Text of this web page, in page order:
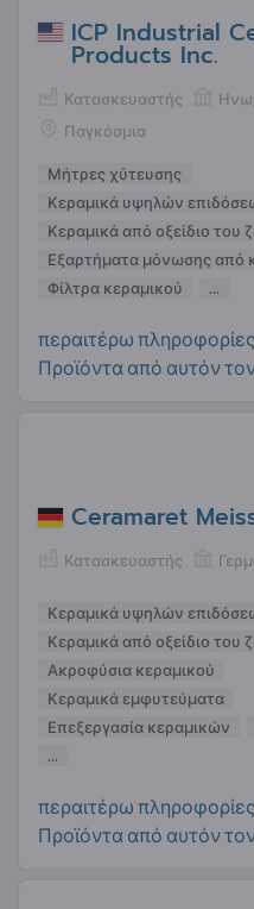
ICP Industrial
Products Inc.
Κατασκευαστής
Παγκόσμια
Μήτρες χύτευσης
Κεραμικά υψηλών
Κεραμικά από οξείδιο του
Εξαρτήματα μόνωσης από
Φίλτρα κεραμικού
...
περαιτέρω
Προϊόντα από αυτόν
Ceramaret
Κατασκευαστής
Κεραμικά υψηλών
Κεραμικά από οξείδιο του
Ακροφύσια κεραμικού
Κεραμικά εμφυτεύματα
Επεξεργασία κεραμικών
...
περαιτέρω
Προϊόντα από αυτόν